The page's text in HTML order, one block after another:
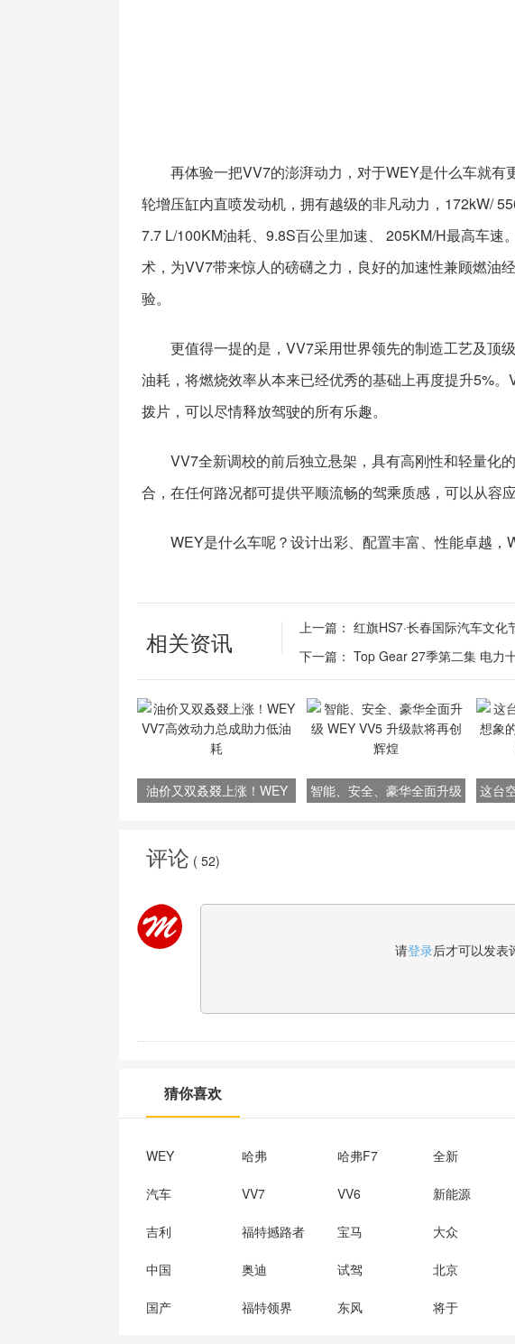
再体验一把VV7的澎湃动力，对于WEY是什么车就
轮增压缸内直喷发动机，拥有越级的非凡动力，172kW/
7.7 L/100KM油耗、9.8S百公里加速、 205KM/H最高车
术，为VV7带来惊人的磅礴之力，良好的加速性兼顾燃油
验。
更值得一提的是，VV7采用世界领先的制造工艺及顶
油耗，将燃烧效率从本来已经优秀的基础上再度提升5%
拨片，可以尽情释放驾驶的所有乐趣。
VV7全新调校的前后独立悬架，具有高刚性和轻量化
合，在任何路况都可提供平顺流畅的驾乘质感，可以从容应
WEY是什么车呢？设计出彩、配置丰富、性能卓越，
相关资讯 上一篇： 红旗HS7·长春国际汽车文
下一篇： Top Gear 27季第二集 电力
油价又双叒叕上涨！WEY
智能、安全、豪华全面升级
这台
评论 ( 52)
请登录后才可以发表
猜你喜欢
WEY 哈弗 哈弗F7 全新
汽车 VV7 VV6 新能源
吉利 福特撼路者 宝马 大众
中国 奥迪 试驾 北京
国产 福特领界 东风 将于